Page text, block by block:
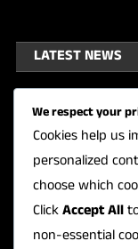
LATEST NEWS
We respect your
Cookies help us
personalized
choose which
ClickAccept All
non-essential